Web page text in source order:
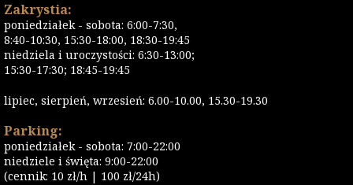
Zakrystia:
poniedziałek - sobota: 6:00-7:30,
8:40-10:30, 15:30-18:00, 18:30-19:45
niedziela i uroczystości: 6:30-13:00;
15:30-17:30; 18:45-19:45
lipiec, sierpień, wrzesień: 6.00-10.00, 15.30-19.30
Parking:
poniedziałek - sobota: 7:00-22:00
niedziele i święta: 9:00-22:00
(cennik: 10 zł/h | 100 zł/24h)